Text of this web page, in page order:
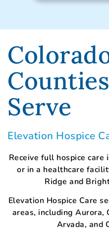
Serve
Elevation Hospice
Receive full hospice
or in a healthcare
Ridge and
Elevation Hospice Care
areas, including Aurora,
Arvada, and